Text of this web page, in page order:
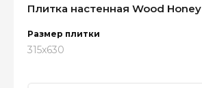
Плитка настенная Wood Honey
Размер плитки
315x630